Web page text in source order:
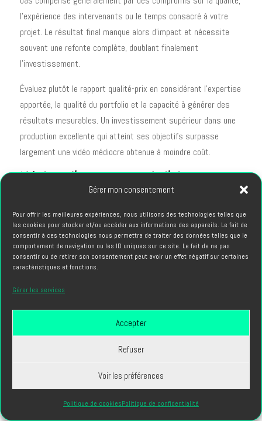
Gérer mon consentement
Pour offrir les meilleures expériences, nous utilisons des technologies telles que
les cookies pour stocker et/ou accéder aux informations des appareils. Le fait de
consentir à ces technologies nous permettra de traiter des données telles que le
comportement de navigation ou les ID uniques sur ce site. Le fait de ne pas
consentir ou de retirer son consentement peut avoir un effet négatif sur certaines
caractéristiques et fonctions.
Gérer les services
Accepter
Refuser
Voir les préférences
Politique de cookiesPolitique de confidentialité
l'expérience des intervenants ou le temps consacré à votre
projet. Le résultat final manque alors d'impact et nécessite
souvent une refonte complète, doublant finalement
l'investissement.
Évaluez plutôt le rapport qualité-prix en considérant l'expertise
apportée, la qualité du portfolio et la capacité à générer des
résultats mesurables. Un investissement supérieur dans une
production excellente qui atteint ses objectifs surpasse
largement une vidéo médiocre obtenue à moindre coût.
Négliger l'importance de l'alignement
La compatibilité entre votre culture d'entreprise et celle de
l'agence influence significativement la qualité de la
collaboration. Les valeurs partagées et les modes de travail
complémentaires facilitent la communication et renforcent la
créativité collective.
Lors des premiers échanges, évaluez la réactivité de l'agence,
sa capacité d'écoute et son enthousiasme pour votre projet.
Une agence création vidéo véritablement engagée pose des
questions approfondies, challenge constructivement vos
Sous-estimer les délais de production